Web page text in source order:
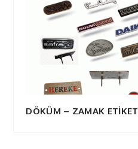
DÖKÜM – ZAMAK ETİKET